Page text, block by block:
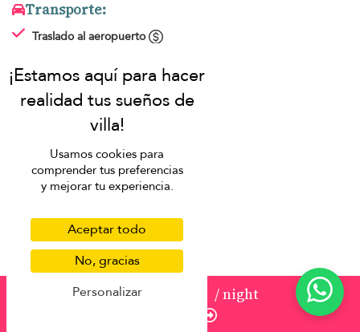
from1.295 USD
/ night
Transporte:
Traslado al aeropuerto
Chofer
Cafetera
Cena
Cocina totalmente equipada
Horno
Microondas
Desayuno diario
incluido en el primer día sólo
Usamos cookies para
comprender tus preferencias
y mejorar tu experiencia.
Aceptar todo
No, gracias
Personalizar